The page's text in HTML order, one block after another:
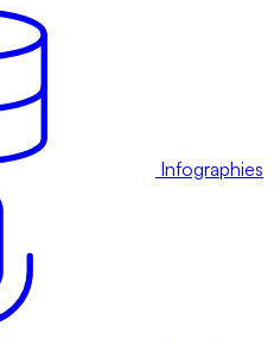
Infographies